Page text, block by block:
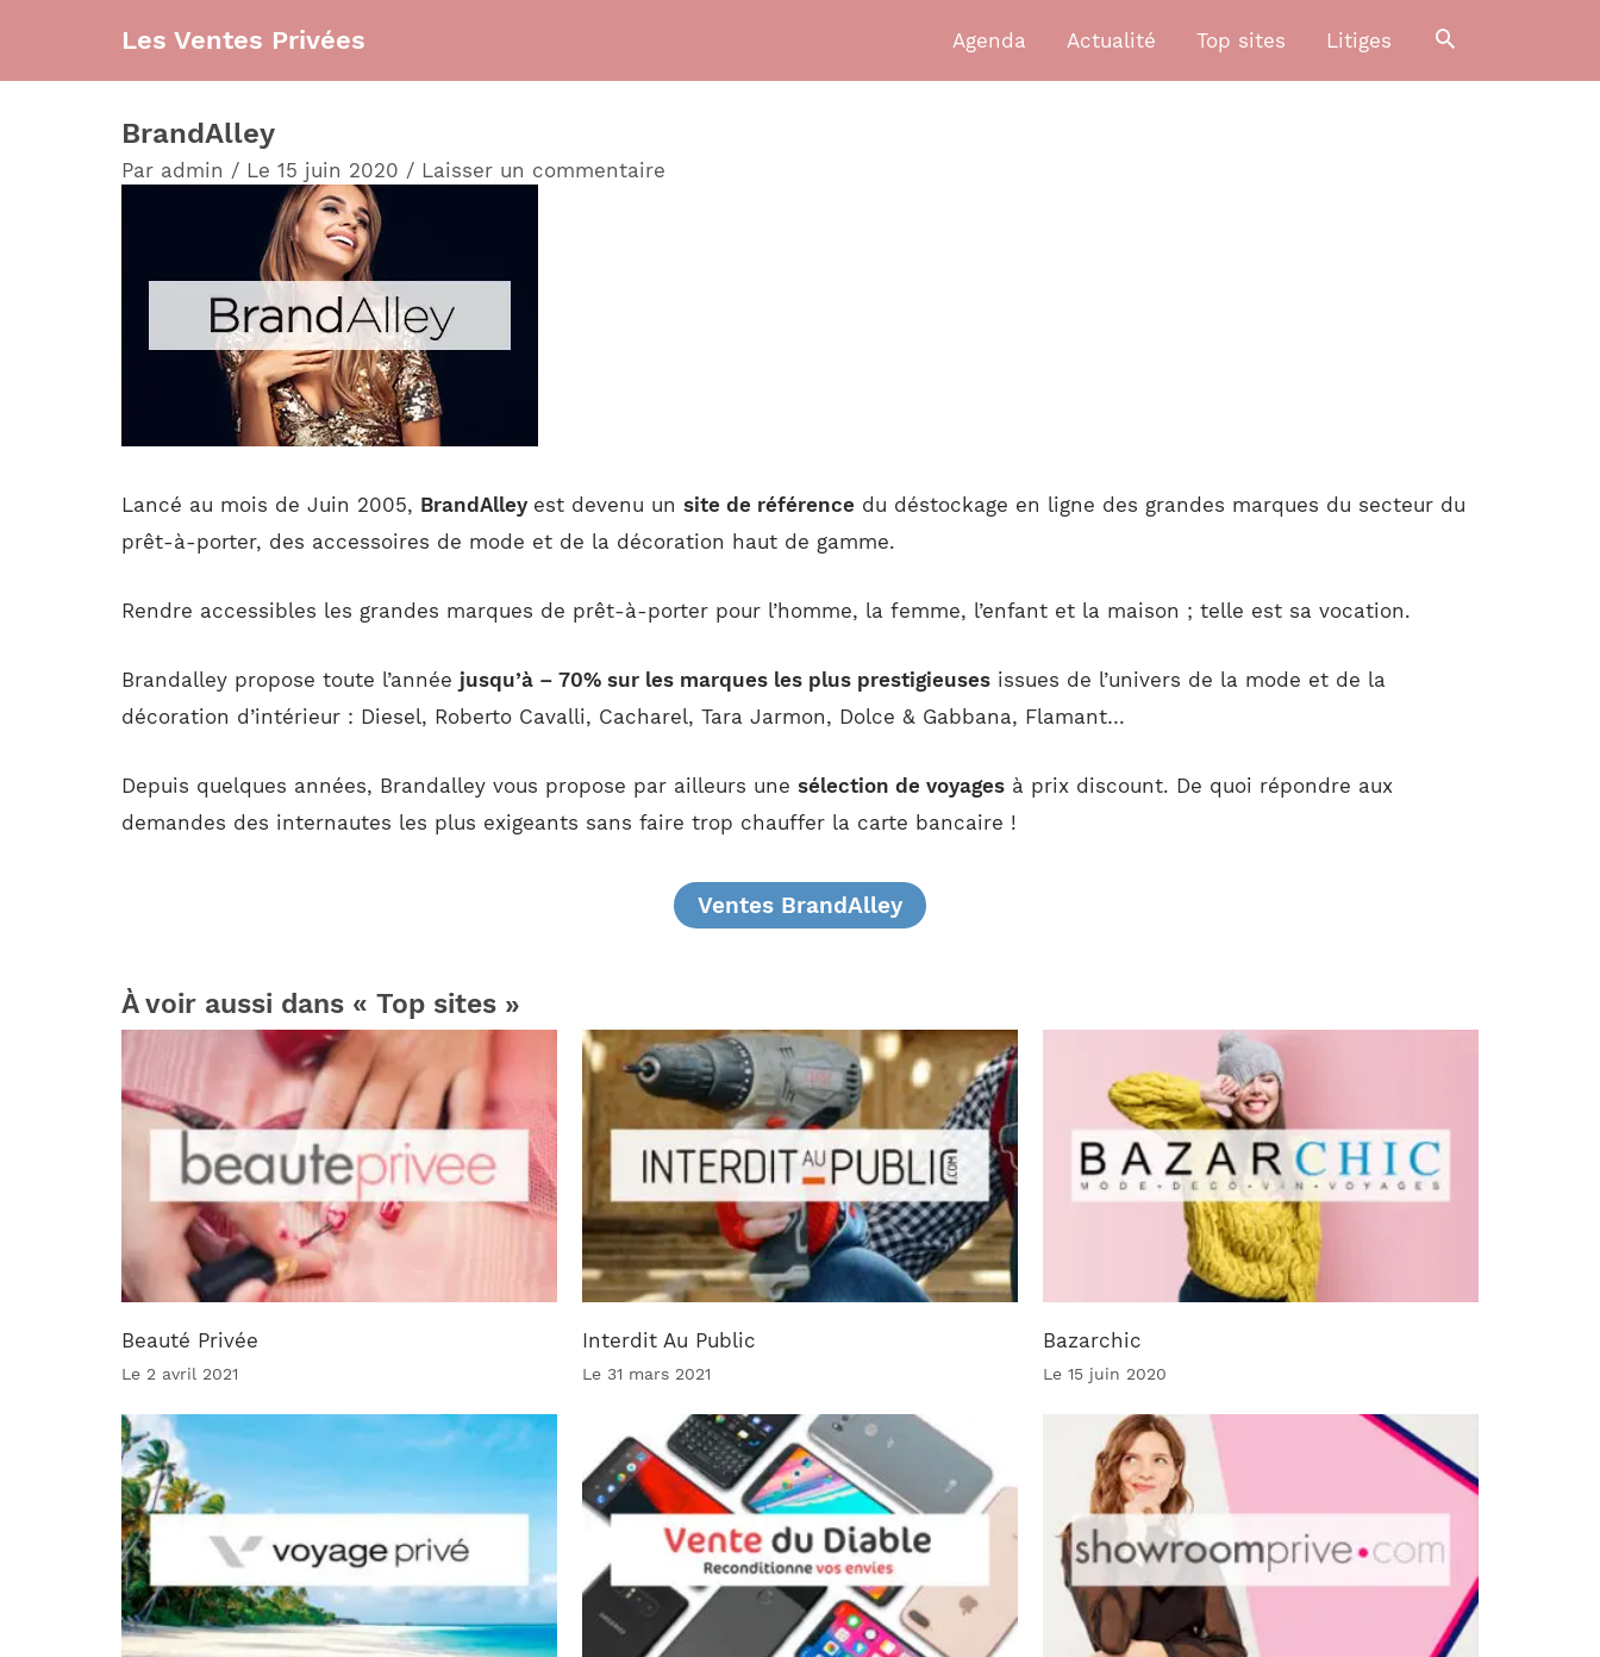
Les Ventes Privées Agenda Actualité Top sites Litiges
BrandAlley
Par admin / Le 15 juin 2020 / Laisser un commentaire
Lancé au mois de Juin 2005, BrandAlley est devenu un site de référence du déstockage en ligne des grandes marques du secteur du
prêt-à-porter, des accessoires de mode et de la décoration haut de gamme.
Rendre accessibles les grandes marques de prêt-à-porter pour l’homme, la femme, l’enfant et la maison ; telle est sa vocation.
Brandalley propose toute l’année jusqu’à – 70% sur les marques les plus prestigieuses issues de l’univers de la mode et de la
décoration d’intérieur : Diesel, Roberto Cavalli, Cacharel, Tara Jarmon, Dolce & Gabbana, Flamant…
Depuis quelques années, Brandalley vous propose par ailleurs une sélection de voyages à prix discount. De quoi répondre aux
demandes des internautes les plus exigeants sans faire trop chauffer la carte bancaire !
Ventes BrandAlley
À voir aussi dans « Top sites »
Beauté Privée
Le 2 avril 2021
Interdit Au Public
Le 31 mars 2021
Bazarchic
Le 15 juin 2020